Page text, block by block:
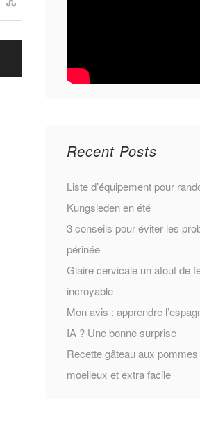
Recent Posts
Liste d’équipement pour
Kungsleden en été
3 conseils pour éviter les
périnée
Glaire cervicale un atout de
incroyable
Mon avis : apprendre
IA ? Une bonne surprise
Recette gâteau aux
moelleux et extra facile